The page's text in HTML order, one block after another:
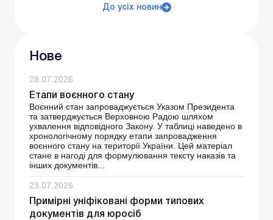
До усіх новин
Нове
28.07.2026
Етапи воєнного стану
Воєнний стан запроваджується Указом Президента
та затверджується Верховною Радою шляхом
ухвалення відповідного Закону. У таблиці наведено в
хронологічному порядку етапи запровадження
воєнного стану на території України. Цей матеріал
стане в нагоді для формулювання тексту наказів та
інших документів...
23.07.2026
Примірні уніфіковані форми типових
документів для юросіб